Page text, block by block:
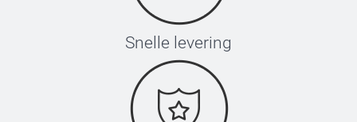
Snelle levering